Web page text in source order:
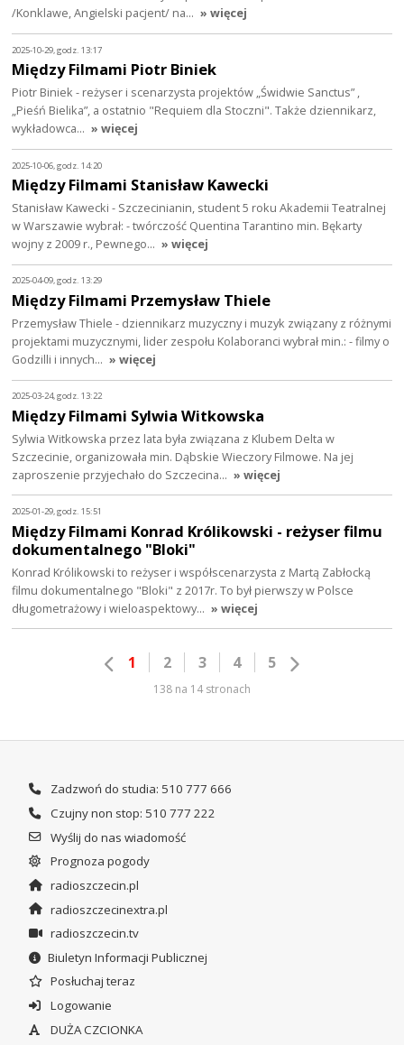
/Konklawe, Angielski pacjent/ na… » więcej
2025-10-29, godz. 13:17
Między Filmami Piotr Biniek
Piotr Biniek - reżyser i scenarzysta projektów „Świdwie Sanctus” ,
„Pieśń Bielika”, a ostatnio "Requiem dla Stoczni". Także dziennikarz,
wykładowca… » więcej
2025-10-06, godz. 14:20
Między Filmami Stanisław Kawecki
Stanisław Kawecki - Szczecinianin, student 5 roku Akademii Teatralnej
w Warszawie wybrał: - twórczość Quentina Tarantino min. Bękarty
wojny z 2009 r., Pewnego… » więcej
2025-04-09, godz. 13:29
Między Filmami Przemysław Thiele
Przemysław Thiele - dziennikarz muzyczny i muzyk związany z różnymi
projektami muzycznymi, lider zespołu Kolaboranci wybrał min.: - filmy o
Godzilli i innych… » więcej
2025-03-24, godz. 13:22
Między Filmami Sylwia Witkowska
Sylwia Witkowska przez lata była związana z Klubem Delta w
Szczecinie, organizowała min. Dąbskie Wieczory Filmowe. Na jej
zaproszenie przyjechało do Szczecina… » więcej
2025-01-29, godz. 15:51
Między Filmami Konrad Królikowski - reżyser filmu
dokumentalnego "Bloki"
Konrad Królikowski to reżyser i współscenarzysta z Martą Zabłocką
filmu dokumentalnego "Bloki" z 2017r. To był pierwszy w Polsce
długometrażowy i wieloaspektowy… » więcej
1 2 3 4 5
138 na 14 stronach
Zadzwoń do studia: 510 777 666
Czujny non stop: 510 777 222
Wyślij do nas wiadomość
Prognoza pogody
radioszczecin.pl
radioszczecinextra.pl
radioszczecin.tv
Biuletyn Informacji Publicznej
Posłuchaj teraz
Logowanie
DUŻA CZCIONKA